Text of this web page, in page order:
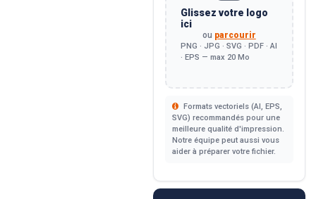
Glissez votre logo
ici
ou parcourir
PNG · JPG · SVG · PDF · AI
· EPS — max 20 Mo
Formats vectoriels (AI, EPS,
SVG) recommandés pour une
meilleure qualité d'impression.
Notre équipe peut aussi vous
aider à préparer votre fichier.